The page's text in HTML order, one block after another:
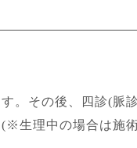
。その後、四診(脈
生理中の場合は施